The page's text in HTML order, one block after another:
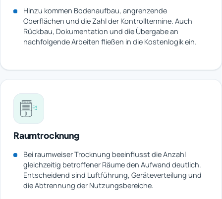
Hinzu kommen Bodenaufbau, angrenzende
Oberflächen und die Zahl der Kontrolltermine. Auch
Rückbau, Dokumentation und die Übergabe an
nachfolgende Arbeiten fließen in die Kostenlogik ein.
Raumtrocknung
Bei raumweiser Trocknung beeinflusst die Anzahl
gleichzeitig betroffener Räume den Aufwand deutlich.
Entscheidend sind Luftführung, Geräteverteilung und
die Abtrennung der Nutzungsbereiche.